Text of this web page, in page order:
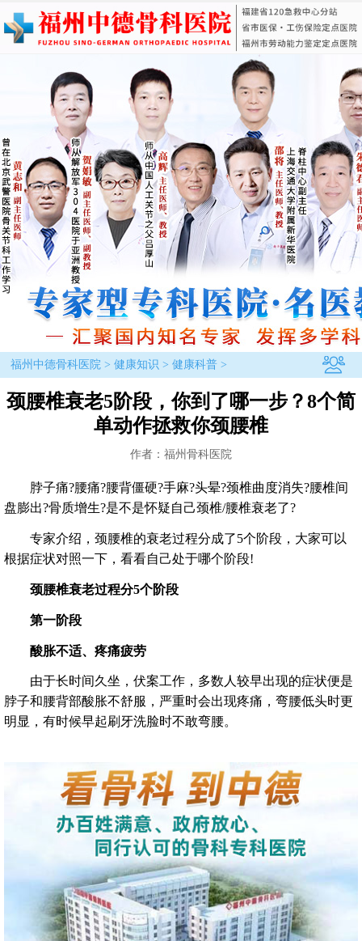
福州中德骨科医院> 健康知识 > 健康科普>
颈腰椎衰老5阶段，你到了哪一步？8个简
单动作拯救你颈腰椎
作者：福州骨科医院
脖子痛?腰痛?腰背僵硬?手麻?头晕?颈椎曲度消失?腰椎间
盘膨出?骨质增生?是不是怀疑自己颈椎/腰椎衰老了?
专家介绍，颈腰椎的衰老过程分成了5个阶段，大家可以
根据症状对照一下，看看自己处于哪个阶段!
颈腰椎衰老过程分5个阶段
第一阶段
酸胀不适、疼痛疲劳
由于长时间久坐，伏案工作，多数人较早出现的症状便是
脖子和腰背部酸胀不舒服，严重时会出现疼痛，弯腰低头时更
明显，有时候早起刷牙洗脸时不敢弯腰。